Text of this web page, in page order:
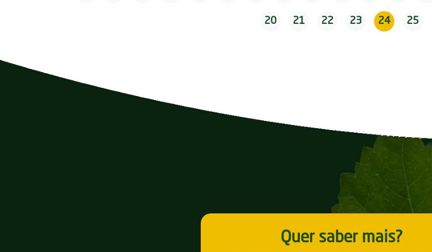
20 21 22 23 24 25
Quer saber mais?